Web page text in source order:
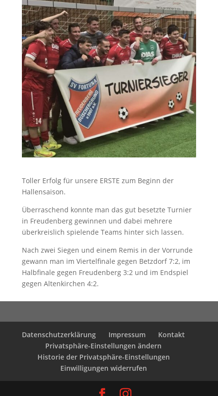
Toller Erfolg für unsere ERSTE zum Beginn der
Hallensaison.
Überraschend konnte man das gut besetzte Turnier
in Freudenberg gewinnen und dabei mehrere
überkreislich spielende Teams hinter sich lassen.
Nach zwei Siegen und einem Remis in der Vorrunde
gewann man im Viertelfinale gegen Betzdorf 7:2, im
Halbfinale gegen Freudenberg 3:2 und im Endspiel
gegen Altenkirchen 4:2.
Datenschutzerklärung Impressum
Kontakt
Privatsphäre-Einstellungen ändern
Historie der Privatsphäre-Einstellungen
Einwilligungen widerrufen